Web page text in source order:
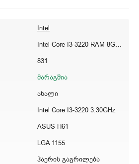
Intel
Intel Core I3-3220 RAM 8GB SSD 120GB
831
მარაგშია
ახალი
Intel Core I3-3220 3.30GHz
ASUS H61
LGA 1155
ჰაერის გაგრილება